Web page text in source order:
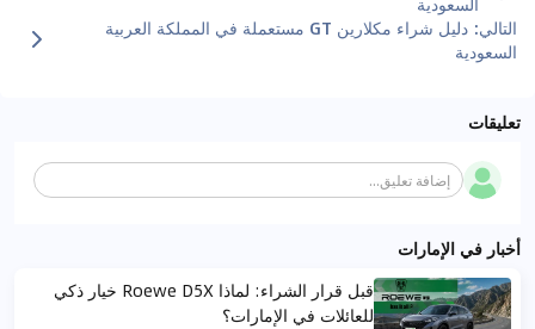
التالي:
دليل شراء مكلارين GT مستعملة في المملكة العربية
السعودية
تعليقات
إضافة تعليق...
أخبار في الإمارات
قبل قرار الشراء: لماذا Roewe D5X خيار ذكي
للعائلات في الإمارات؟